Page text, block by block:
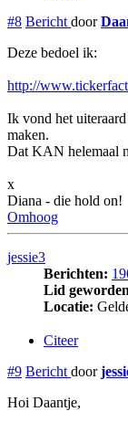
#8 Bericht door
Deze bedoel ik:
http://
Ik vond het
maken.
Dat KAN helemaal
x
Diana - die hold on!
Omhoog
jessie3
Berichten:
Lid
Locatie:
Citeer
#9 Bericht door
Hoi Daantje,